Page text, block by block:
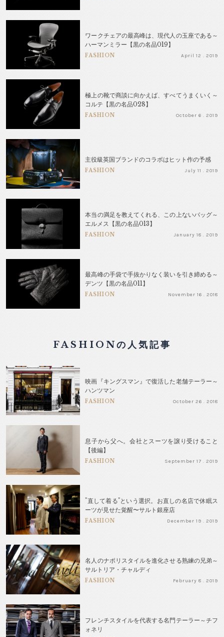
ワークチェアの最高峰は、現代人の玉座である～
ハーマンミラー【黒の名品019】
FASHION April 12 . 2019
極上の靴で商談に向かえば、すべてうまくいく～
コルテ【黒の名品028】
FASHION October 6 . 2019
主役級英国ブランドのコラボはヒット作の予感
FASHION July 11 . 2019
本当の満足を教えてくれる、この上ないバッグ～
エルメス【黒の名品013】
FASHION January 18 . 2019
最高峰の手袋で手抜かりなく装いを引き締める～
デンツ【黒の名品011】
FASHION November 16 . 2018
FASHIONの人気記事
映画『キングスマン』で復活した老舗テーラー～
ハンツマン
FASHION October 26 . 2018
息子から父へ。会社とスーツを譲り受けること
【後編】
FASHION September 17 . 2019
"直して着る"という選択。お直しの名店で休眠ス
ーツが見せた覚醒〜サルト銀座店
FASHION December 19 . 2019
名人のナポリスタイルを進化させる熟練の兄弟～
サルトリア・チャルディ
FASHION February 8 . 2019
フレンチスタイルを代表する名門テーラー～チフ
ォネリ